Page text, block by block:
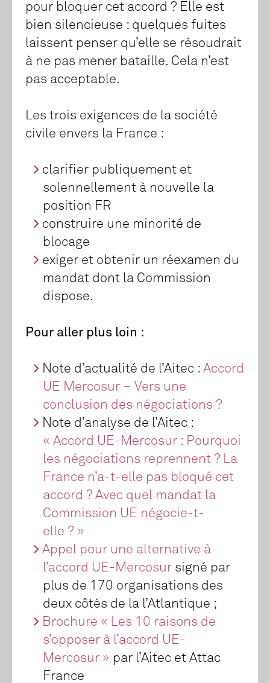
pour bloquer cet accord ? Elle est
bien silencieuse : quelques fuites
laissent penser qu’elle se résoudrait
à ne pas mener bataille. Cela n’est
pas acceptable.
Les trois exigences de la société
civile envers la France :
clarifier publiquement et
solennellement à nouvelle la
position FR
construire une minorité de
blocage
exiger et obtenir un réexamen du
mandat dont la Commission
dispose.
Pour aller plus loin :
Note d’actualité de l’Aitec :Accord
UE Mercosur – Vers une
conclusion des négociations ?
Note d’analyse de l’Aitec :
« Accord UE-Mercosur : Pourquoi
les négociations reprennent ? La
France n’a-t-elle pas bloqué cet
accord ? Avec quel mandat la
Commission UE négocie-t-
elle ? »
Appel pour une alternative à
l’accord UE-Mercosursigné par
plus de 170 organisations des
deux côtés de la l’Atlantique ;
Brochure « Les 10 raisons de
s’opposer à l’accord UE-
Mercosur » par l’Aitec et Attac
France